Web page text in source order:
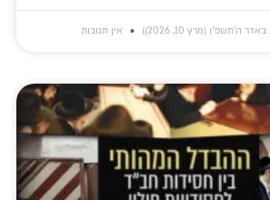
(מרץ 10, 2026)) אין תגובות